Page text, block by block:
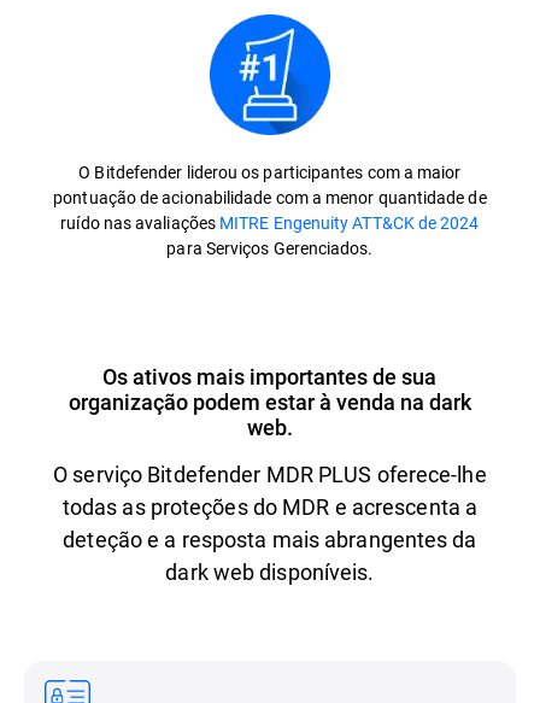
O Bitdefender liderou os participantes com a maior
pontuação de acionabilidade com a menor quantidade de
ruído nas avaliações MITRE Engenuity ATT&CK de 2024
para Serviços Gerenciados.
Os ativos mais importantes de sua
organização podem estar à venda na dark
web.
O serviço Bitdefender MDR PLUS oferece-lhe
todas as proteções do MDR e acrescenta a
deteção e a resposta mais abrangentes da
dark web disponíveis.